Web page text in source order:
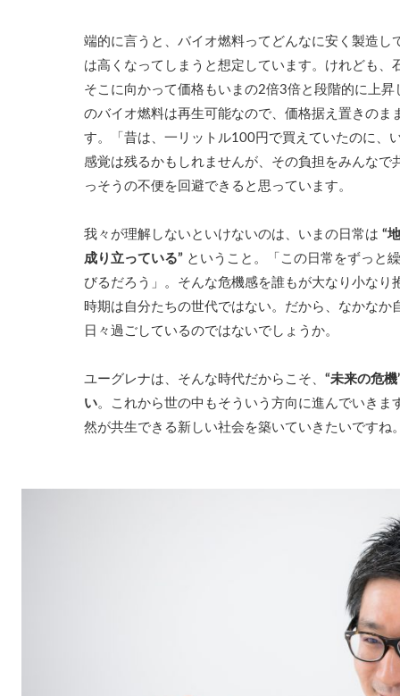
端的に言うと、バイオ燃料ってどんなに安く製造し
は高くなってしまうと想定しています。けれども、
そこに向かって価格もいまの2倍3倍と段階的に上
のバイオ燃料は再生可能なので、価格据え置きのま
す。「昔は、一リットル100円で買えていたのに、
感覚は残るかもしれませんが、その負担をみんなで
っそうの不便を回避できると思っています。
我々が理解しないといけないのは、いまの日常は “
成り立っている” ということ。「この日常をずっと
びるだろう」。そんな危機感を誰もが大なり小なり
時期は自分たちの世代ではない。だから、なかなか
日々過ごしているのではないでしょうか。
ユーグレナは、そんな時代だからこそ、 “未来の危
い。これから世の中もそういう方向に進んでいき
然が共生できる新しい社会を築いていきたいですね